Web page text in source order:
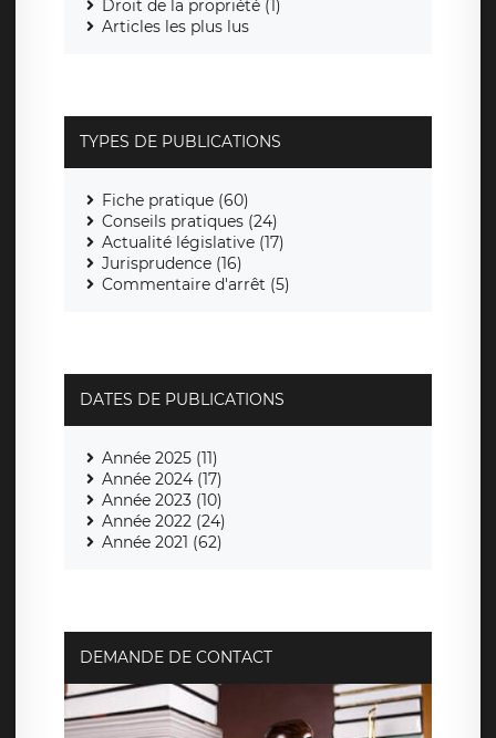
Droit de la propriété (1)
Articles les plus lus
TYPES DE PUBLICATIONS
Fiche pratique (60)
Conseils pratiques (24)
Actualité législative (17)
Jurisprudence (16)
Commentaire d'arrêt (5)
DATES DE PUBLICATIONS
Année 2025 (11)
Année 2024 (17)
Année 2023 (10)
Année 2022 (24)
Année 2021 (62)
DEMANDE DE CONTACT